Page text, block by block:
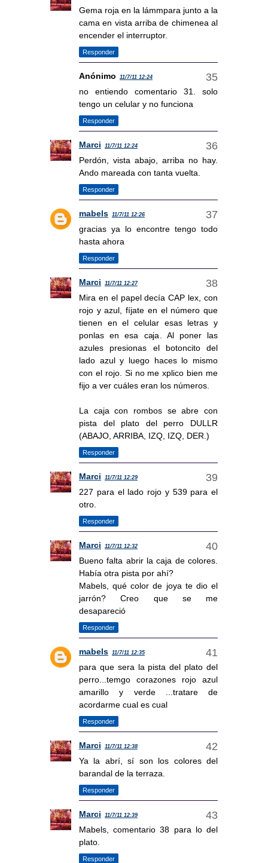
Gema roja en la lámmpara junto a la
cama en vista arriba de chimenea al
encender el interruptor.
Responder
Anónimo 11/7/11 12:24
no entiendo comentario 31. solo
tengo un celular y no funciona
Responder
Marci 11/7/11 12:24
Perdón, vista abajo, arriba no hay.
Ando mareada con tanta vuelta.
Responder
mabels 11/7/11 12:26
gracias ya lo encontre tengo todo
hasta ahora
Responder
Marci 11/7/11 12:27
Mira en el papel decía CAP lex, con
rojo y azul, fíjate en el número que
tienen en el celular esas letras y
ponlas en esa caja. Al poner las
azules presionas el botoncito del
lado azul y luego haces lo mismo
con el rojo. Si no me xplico bien me
fijo a ver cuáles eran los números.
La caja con rombos se abre con
pista del plato del perro DULLR
(ABAJO, ARRIBA, IZQ, IZQ, DER.)
Responder
Marci 11/7/11 12:29
227 para el lado rojo y 539 para el
otro.
Responder
Marci 11/7/11 12:32
Bueno falta abrir la caja de colores.
Había otra pista por ahí?
Mabels, qué color de joya te dio el
jarrón? Creo que se me
desapareció
Responder
mabels 11/7/11 12:35
para que sera la pista del plato del
perro...temgo corazones rojo azul
amarillo y verde ...tratare de
acordarme cual es cual
Responder
Marci 11/7/11 12:38
Ya la abrí, sí son los colores del
barandal de la terraza.
Responder
Marci 11/7/11 12:39
Mabels, comentario 38 para lo del
plato.
Responder